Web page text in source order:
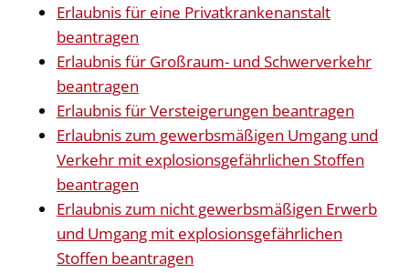
Erlaubnis für eine Privatkrankenanstalt
beantragen
Erlaubnis für Großraum- und Schwerverkehr
beantragen
Erlaubnis für Versteigerungen beantragen
Erlaubnis zum gewerbsmäßigen Umgang und
Verkehr mit explosionsgefährlichen Stoffen
beantragen
Erlaubnis zum nicht gewerbsmäßigen Erwerb
und Umgang mit explosionsgefährlichen
Stoffen beantragen